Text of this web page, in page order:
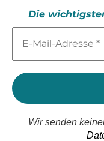
Die
Mail-
*
Wir senden